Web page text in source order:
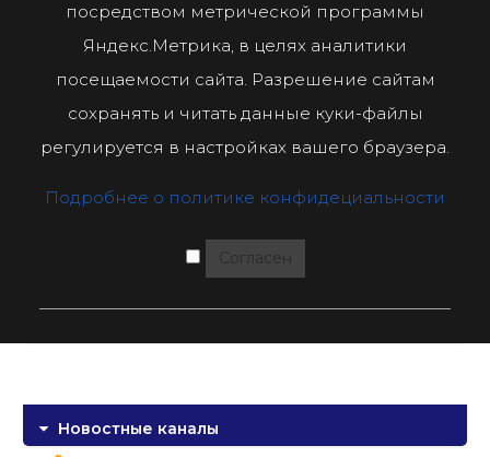
посредством метрической программы
Яндекс.Метрика, в целях аналитики
посещаемости сайта. Разрешение сайтам
сохранять и читать данные куки-файлы
регулируется в настройках вашего браузера.
Подробнее о политике конфидециальности
Согласен
Новостные каналы